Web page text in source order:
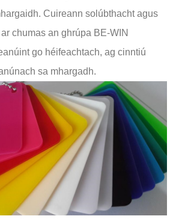
Cuireann solúbthacht agus
chumas an ghrúpa BE-WIN
go héifeachtach, ag cinntiú
sa mhargadh.